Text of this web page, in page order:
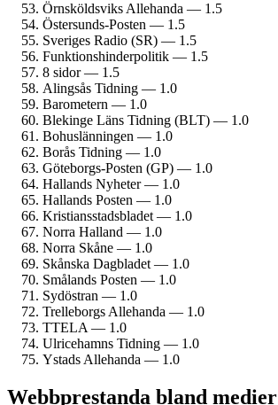
Örnsköldsviks Allehanda — 1.5
Östersunds-Posten — 1.5
Sveriges Radio (SR) — 1.5
Funktionshinder­politik — 1.5
8 sidor — 1.5
Alingsås Tidning — 1.0
Barometern — 1.0
Blekinge Läns Tidning (BLT) — 1.0
Bohuslänningen — 1.0
Borås Tidning — 1.0
Göteborgs-Posten (GP) — 1.0
Hallands Nyheter — 1.0
Hallands Posten — 1.0
Kristiansstadsbladet — 1.0
Norra Halland — 1.0
Norra Skåne — 1.0
Skånska Dagbladet — 1.0
Smålands Posten — 1.0
Sydöstran — 1.0
Trelleborgs Allehanda — 1.0
TTELA — 1.0
Ulricehamns Tidning — 1.0
Ystads Allehanda — 1.0
Webbprestanda bland medier